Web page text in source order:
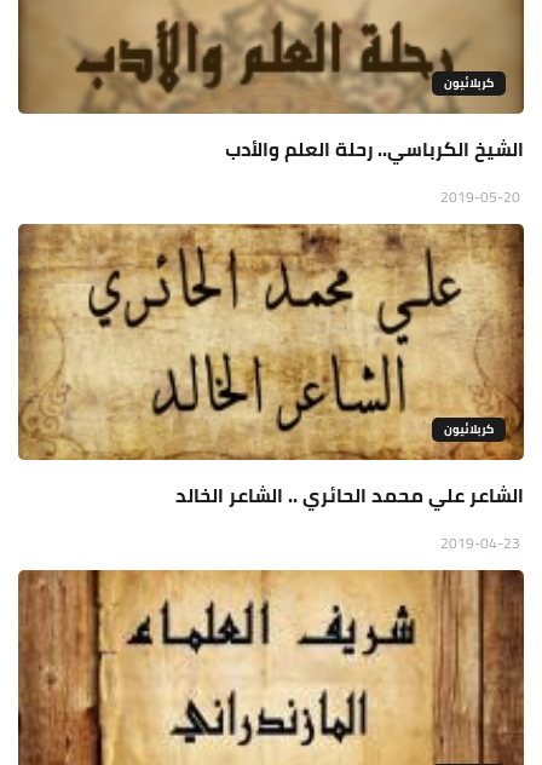
كربلائيون
الشيخ الكرباسي.. رحلة العلم والأدب
كربلائيون
الشاعر علي محمد الحائري .. الشاعر الخالد